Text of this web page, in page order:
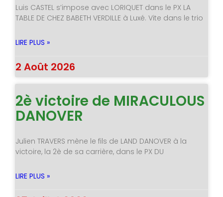
Luis CASTEL s’impose avec LORIQUET dans le PX LA
TABLE DE CHEZ BABETH VERDILLE à Luxé. Vite dans le trio
LIRE PLUS »
2 Août 2026
2è victoire de MIRACULOUS
DANOVER
Julien TRAVERS mène le fils de LAND DANOVER à la
victoire, la 2è de sa carrière, dans le PX DU
LIRE PLUS »